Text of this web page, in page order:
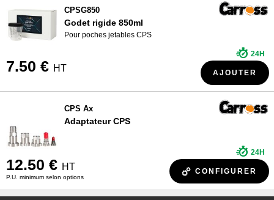
CPSG850
Godet rigide 850ml
Pour poches jetables CPS
7.50 € HT
24H
AJOUTER
CPS Ax
Adaptateur CPS
12.50 € HT
P.U. minimum selon options
24H
CONFIGURER